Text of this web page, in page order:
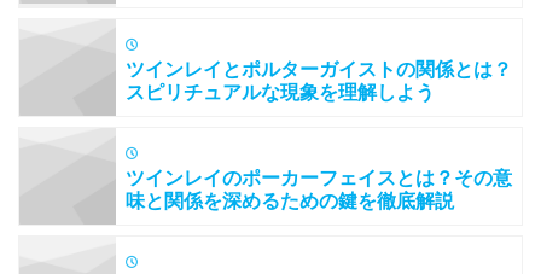
ツインレイとポルターガイストの関係とは？
スピリチュアルな現象を理解しよう
ツインレイのポーカーフェイスとは？その意
味と関係を深めるための鍵を徹底解説